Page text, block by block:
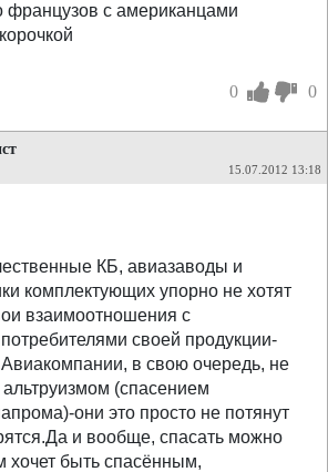
французов с американцами
0 0
15.07.2012 13:18
КБ, авиазаводы и
комплектующих упорно не хотят
взаимоотношения с
своей продукции-
в свою очередь, не
альтруизмом (спасением
они это просто не потянут
и вообще, спасать можно
хочет быть спасённым,